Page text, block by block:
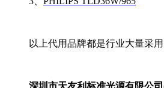
以上代用品牌都是行业大量采
深圳市天友利标准光源有限公